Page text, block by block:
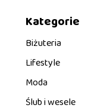
Kategorie
Biżuteria
Lifestyle
Moda
Ślub i wesele